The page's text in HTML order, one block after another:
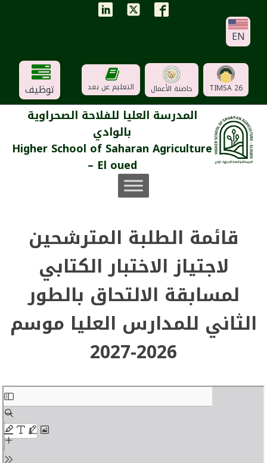
EN
TIMSA 26 حاضنة الأعمال التعليم عن بعد توظيف
المدرسة العليا للفلاحة الصحراوية
بالوادي
Higher School of Saharan Agriculture
– El oued
قائمة الطلبة المترشحين
لاجتياز الاختبار الكتابي
لمسابقة الالتحاق بالطور
الثاني للمدارس العليا موسم
2026-2027
Skip
to